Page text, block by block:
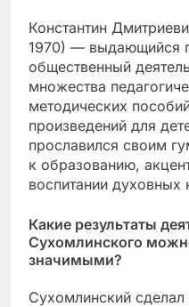
Константин
1970) — выдающийся
общественный
множества
методических
произведений для
прославился своим
к образованию,
воспитании духовных
Какие результаты
Сухомлинского
значимыми?
Сухомлинский